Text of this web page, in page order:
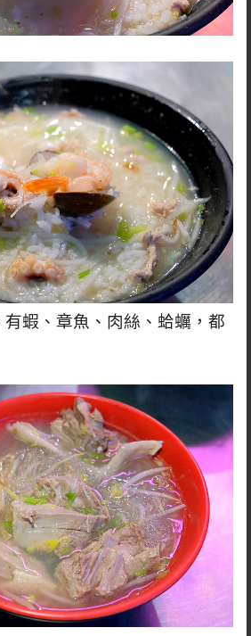
蝦、章魚、肉絲、蛤蠣，都